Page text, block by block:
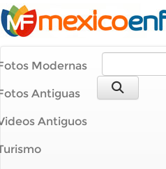
Modernas
Antiguas
Antiguos